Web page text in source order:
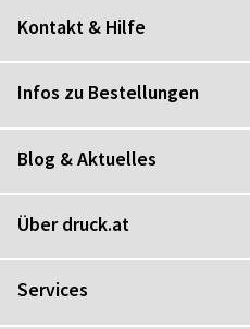
Kontakt & Hilfe
Infos zu Bestellungen
Blog & Aktuelles
Über druck.at
Services